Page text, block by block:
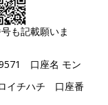
も記載願いま
口座名 モン
イチハチ 口座番